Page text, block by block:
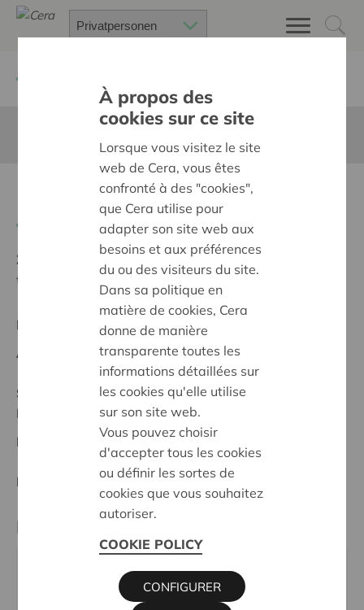
Kerstfeest
Ziel:
Des quartiers chaleureux et bienveillants pour
tous
Regionales Projekt
Anfangsdatum:21/02/2024
Stand :
Complete
Noorderkempen
Datum:
21/02/2024
Entscheidung:Approved
Partner
SAMANA MEER, VREDEBOOMSTRAAT 8, 2321
HOOGSTRATEN
À propos des
cookies sur ce site
Lorsque vous visitez le site
web de Cera, vous êtes
confronté à des "cookies",
que Cera utilise pour
adapter son site web aux
besoins et aux préférences
du ou des visiteurs du site.
Dans sa politique en
matière de cookies, Cera
donne de manière
transparente toutes les
informations détaillées sur
les cookies qu'elle utilise
sur son site web.
Vous pouvez choisir
d'accepter tous les cookies
ou définir les sortes de
cookies que vous souhaitez
autoriser.
COOKIE POLICY
CONFIGURER